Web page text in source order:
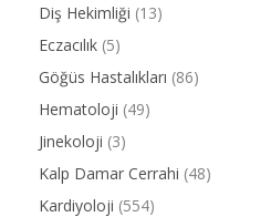
Diş Hekimliği (13)
Eczacılık (5)
Göğüs Hastalıkları (86)
Hematoloji (49)
Jinekoloji (3)
Kalp Damar Cerrahi (48)
Kardiyoloji (554)